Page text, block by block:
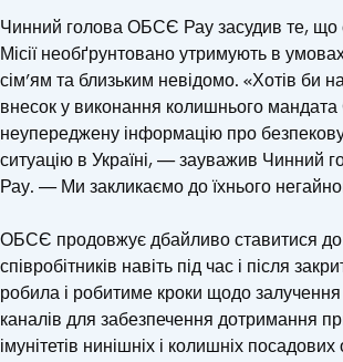
Чинний голова ОБСЄ Рау засудив те, що
Місії необґрунтовано утримують в
сім’ям та близьким невідомо. «Хотів би
внесок у виконання колишнього
неупереджену інформацію про
ситуацію в Україні, — зауважив Чинний
Рау. — Ми закликаємо до їхнього
ОБСЄ продовжує дбайливо ставитися до
співробітників навіть під час і після
робила і робитиме кроки щодо
каналів для забезпечення дотримання
імунітетів нинішніх і колишніх